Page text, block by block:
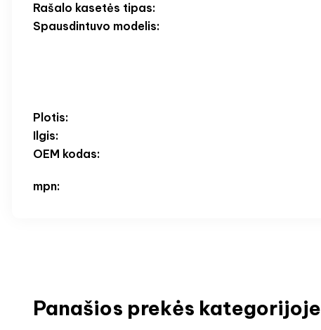
Rašalo kasetės tipas:
Spausdintuvo modelis:
Plotis:
Ilgis:
OEM kodas:
mpn:
Panašios prekės kategorijoje